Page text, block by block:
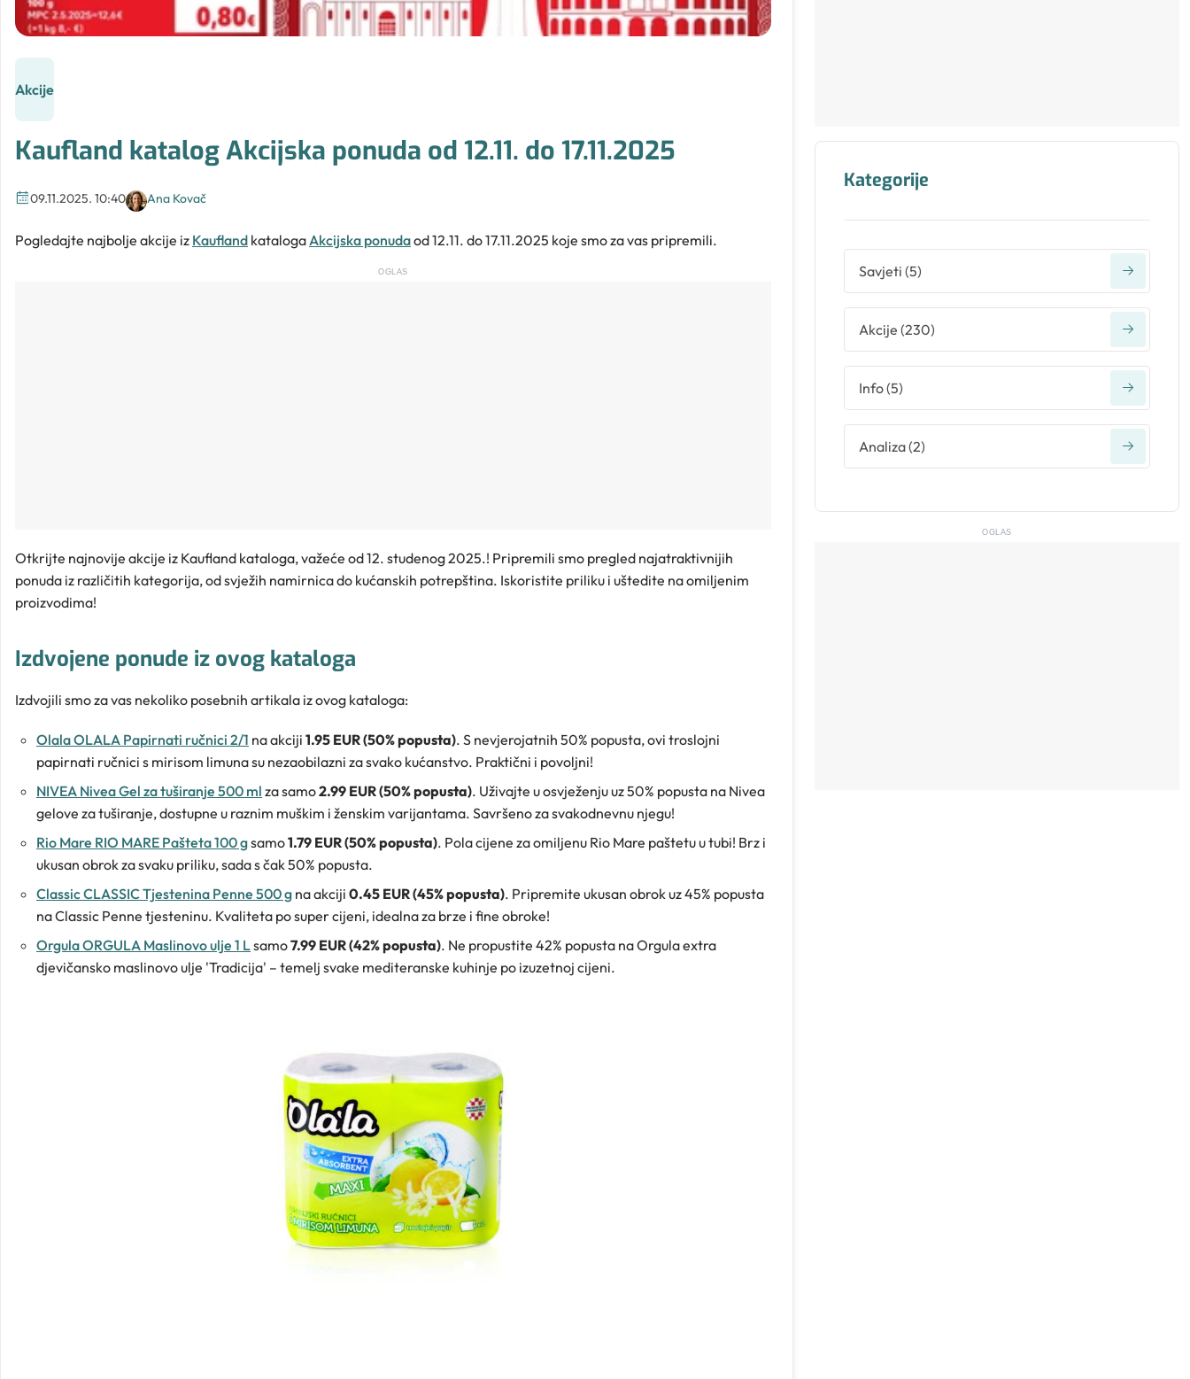
Akcije
Kaufland katalog Akcijska ponuda od 12.11. do 17.11.2025
09.11.2025. 10:40 Ana Kovač
Pogledajte najbolje akcije iz Kaufland kataloga Akcijska ponudaod 12.11. do 17.11.2025 koje smo za vas pripremili.
OGLAS
Otkrijte najnovije akcije iz Kaufland kataloga, važeće od 12. studenog 2025.! Pripremili smo pregled najatraktivnijih
ponuda iz različitih kategorija, od svježih namirnica do kućanskih potrepština. Iskoristite priliku i uštedite na omiljenim
proizvodima!
Izdvojene ponude iz ovog kataloga
Izdvojili smo za vas nekoliko posebnih artikala iz ovog kataloga:
Olala OLALA Papirnati ručnici 2/1 na akciji 1.95 EUR (50% popusta). S nevjerojatnih 50% popusta, ovi troslojni
papirnati ručnici s mirisom limuna su nezaobilazni za svako kućanstvo. Praktični i povoljni!
NIVEA Nivea Gel za tuširanje 500 ml za samo2.99 EUR (50% popusta). Uživajte u osvježenju uz 50% popusta na Nivea
gelove za tuširanje, dostupne u raznim muškim i ženskim varijantama. Savršeno za svakodnevnu njegu!
Rio Mare RIO MARE Pašteta 100 gsamo1.79 EUR (50% popusta). Pola cijene za omiljenu Rio Mare paštetu u tubi! Brz i
ukusan obrok za svaku priliku, sada s čak 50% popusta.
Classic CLASSIC Tjestenina Penne 500 g na akciji 0.45 EUR (45% popusta). Pripremite ukusan obrok uz 45% popusta
na Classic Penne tjesteninu. Kvaliteta po super cijeni, idealna za brze i fine obroke!
Orgula ORGULA Maslinovo ulje 1 Lsamo7.99 EUR (42% popusta). Ne propustite 42% popusta na Orgula extra
djevičansko maslinovo ulje 'Tradicija' – temelj svake mediteranske kuhinje po izuzetnoj cijeni.
Kategorije
Savjeti (5)
Akcije (230)
Info(5)
Analiza(2)
OGLAS